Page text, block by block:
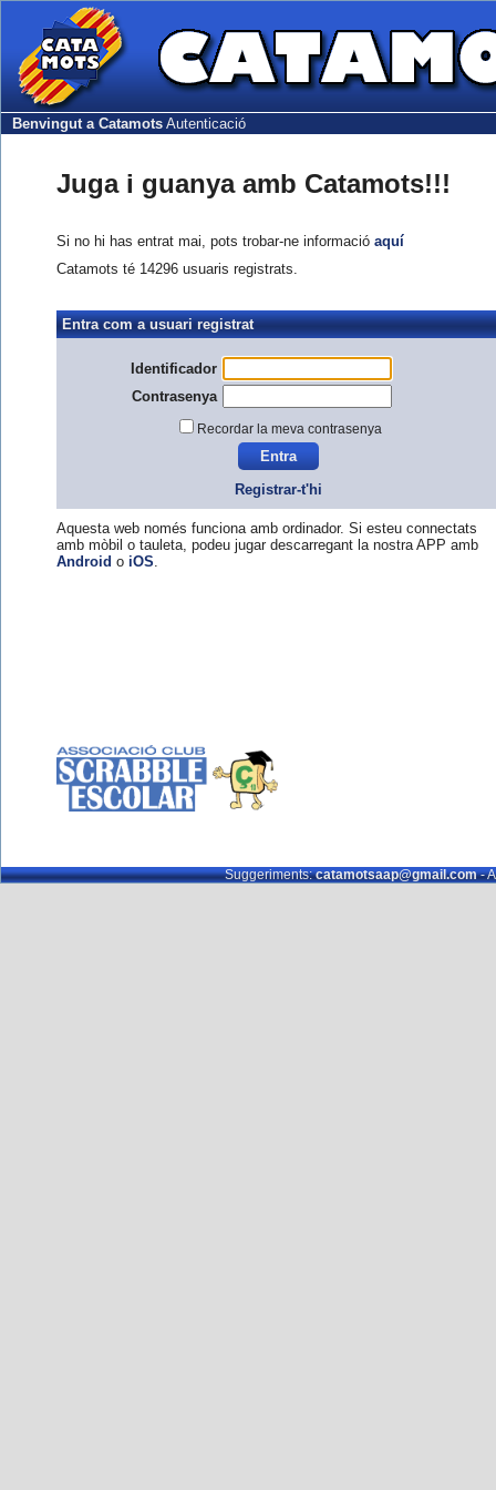
Benvingut a Catamots Autenticació
Juga i guanya amb Catamots!!!
Si no hi has entrat mai, pots trobar-ne informació aquí
Catamots té 14296 usuaris registrats.
Entra com a usuari registrat
Identificador
Contrasenya
Recordar la meva contrasenya
Registrar-t'hi
Aquesta web només funciona amb ordinador. Si esteu connectats
amb mòbil o tauleta, podeu jugar descarregant la nostra APP amb
Android o iOS.
Suggeriments:catamotsaap@gmail.com-